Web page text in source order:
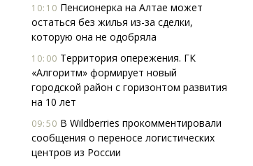
10:10 Пенсионерка на Алтае может
остаться без жилья из-за сделки,
которую она не одобряла
10:00 Территория опережения. ГК
«Алгоритм» формирует новый
городской район с горизонтом развития
на 10 лет
09:50 В Wildberries прокомментировали
сообщения о переносе логистических
центров из России